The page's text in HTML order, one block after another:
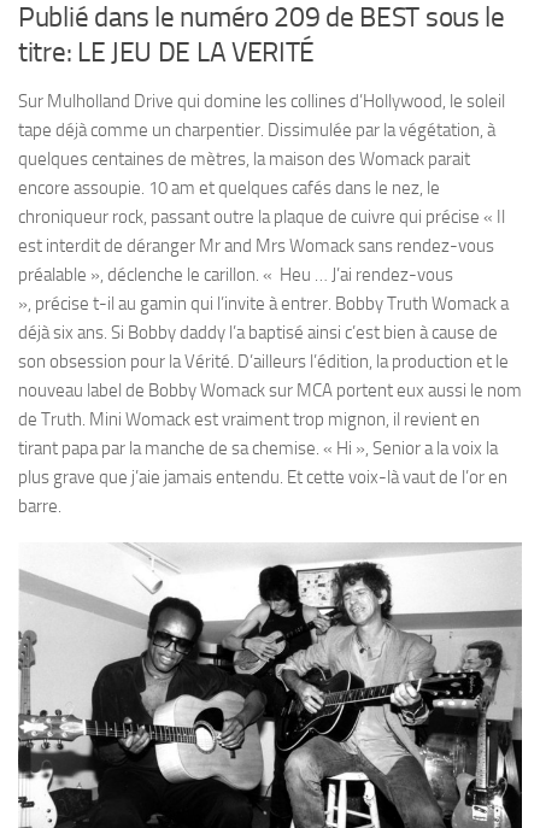
Publié dans le numéro 209 de BEST sous le
titre: LE JEU DE LA VERITÉ
Sur Mulholland Drive qui domine les collines d’Hollywood, le soleil
tape déjà comme un charpentier. Dissimulée par la végétation, à
quelques centaines de mètres, la maison des Womack parait
encore assoupie. 10 am et quelques cafés dans le nez, le
chroniqueur rock, passant outre la plaque de cuivre qui précise « Il
est interdit de déranger Mr and Mrs Womack sans rendez-vous
préalable », déclenche le carillon. « Heu … J’ai rendez-vous
», précise t-il au gamin qui l’invite à entrer. Bobby Truth Womack a
déjà six ans. Si Bobby daddy l’a baptisé ainsi c’est bien à cause de
son obsession pour la Vérité. D’ailleurs l’édition, la production et le
nouveau label de Bobby Womack sur MCA portent eux aussi le nom
de Truth. Mini Womack est vraiment trop mignon, il revient en
tirant papa par la manche de sa chemise. « Hi », Senior a la voix la
plus grave que j’aie jamais entendu. Et cette voix-là vaut de l’or en
barre.